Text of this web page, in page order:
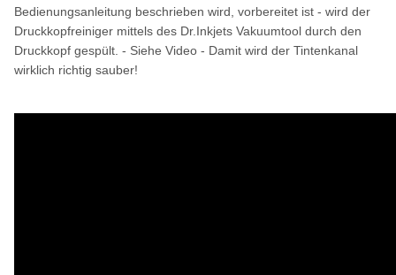
Bedienungsanleitung beschrieben wird, vorbereitet ist - wird der
Druckkopfreiniger mittels des Dr.Inkjets Vakuumtool durch den
Druckkopf gespült. - Siehe Video - Damit wird der Tintenkanal
wirklich richtig sauber!